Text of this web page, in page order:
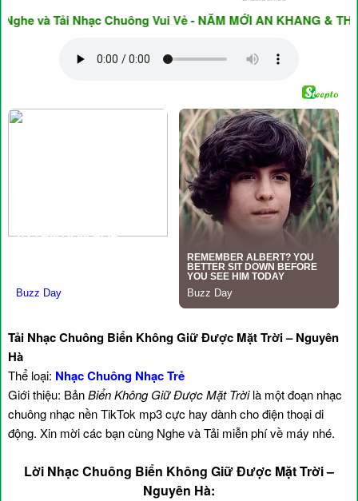
Tải Nhạc Chuông Vui Vẻ - NĂM MỚI AN KHANG & THỊNH
Tải Nhạc Chuông Biển Không Giữ Được Mặt Trời – Nguyên
Hà
Thể loại: Nhạc Chuông Nhạc Trẻ
Giới thiệu: BảnBiển Không Giữ Được Mặt Trờilà một đoạn nhạc
chuông nhạc nền TikTok mp3 cực hay dành cho điện thoại di
động. Xin mời các bạn cùng Nghe và Tải miễn phí về máy nhé.
Lời Nhạc Chuông Biển Không Giữ Được Mặt Trời –
Nguyên Hà: